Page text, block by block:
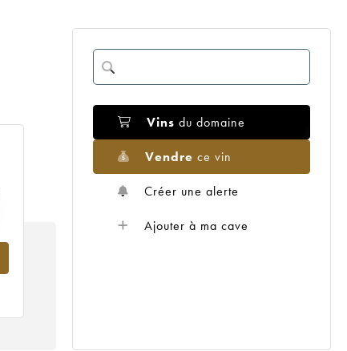
Vins du domaine
Vendre ce vin
Créer une alerte
Ajouter à ma cave